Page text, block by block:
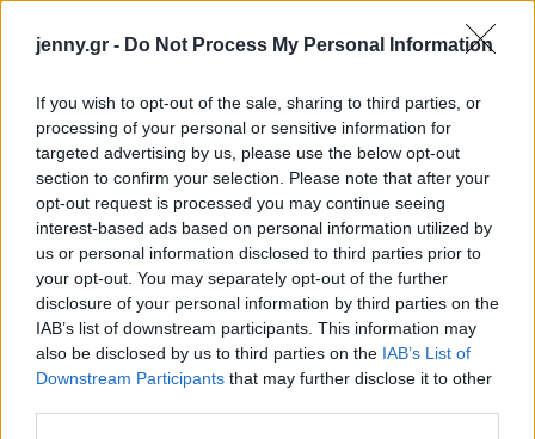
jenny.gr - Do Not Process My Personal Information
If you wish to opt-out of the sale, sharing to third parties, or
processing of your personal or sensitive information for
targeted advertising by us, please use the below opt-out
section to confirm your selection. Please note that after your
opt-out request is processed you may continue seeing
interest-based ads based on personal information utilized by
us or personal information disclosed to third parties prior to
your opt-out. You may separately opt-out of the further
disclosure of your personal information by third parties on the
IAB’s list of downstream participants. This information may
also be disclosed by us to third parties on the IAB’s List of
Downstream Participants that may further disclose it to other
Το gadget από τα IKEA που κοστίζει κάτω από 2
ευρώ και θα βάλει σε τάξη το ντουλάπι της
κουζίνας σου
Όσοι μεγάλωσαν χωρίς κινητά, απέκτησαν 6
δεξιότητες ζωής που οι νέοι δεν θα μάθουν ποτέ